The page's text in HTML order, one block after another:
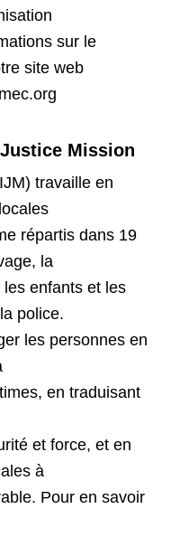
sur le
site web
Mission
travaille en
répartis dans 19
la
enfants et les
police.
les personnes en
en traduisant
et force, et en
à
Pour en savoir